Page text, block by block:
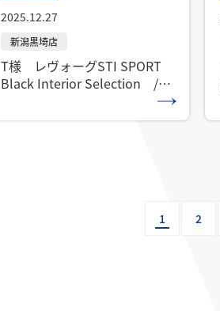
2025.12.27
T様 レヴォーグSTI SPORT
Black Interior Selection /
1 2